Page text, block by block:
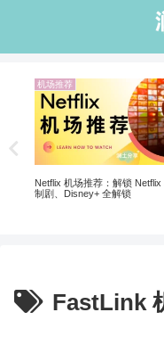
机场推荐
Netflix 机场推荐：解锁 Netflix
制剧、Disney+ 全解锁
FastLink